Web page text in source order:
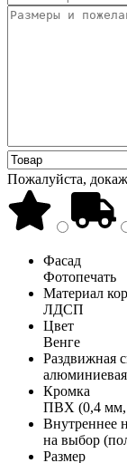
Пожалуйста,
Фасад
Фотопечать
Материал
ЛДСП
Цвет
Венге
Раздвижная
Кромка
ПВХ (0,4
Внутреннее
на выбор
Размер